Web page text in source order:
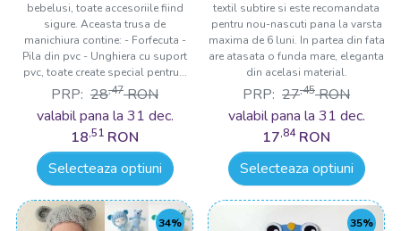
bebelusi, toate accesoriile fiind
sigure. Aceasta trusa de
manichiura contine: - Forfecuta -
Pila din pvc - Unghiera cu suport
pvc, toate create special pentru...
PRP: 28,47 RON
valabil pana la 31 dec.
18,51 RON
Selecteaza optiuni
textil subtire si este recomandata
pentru nou-nascuti pana la varsta
maxima de 6 luni. In partea din fata
are atasata o funda mare, eleganta
din acelasi material.
PRP: 27,45 RON
valabil pana la 31 dec.
17,84 RON
Selecteaza optiuni
34% 35%